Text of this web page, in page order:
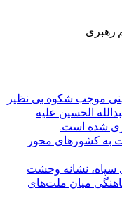
رهبری
موجب شکوه بی نظیر
الحسین علیه
شده است.
به کشورهای محور
نشانه‌ وحشت
میان ملت‌های